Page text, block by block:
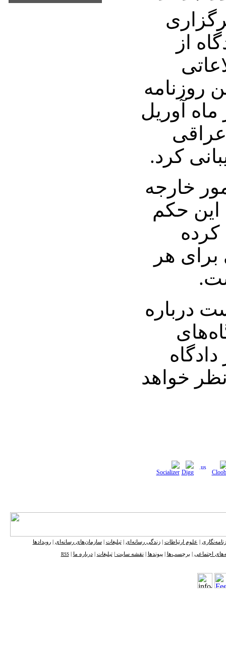
از
روزنامه
آوریل
کرد.
خارجه
این حکم
کرده
هر
درباره
خواهد
علوم ارتباطات |زندگی رسانه‌ای |تبلیغات سازمان‌های رسانه‌ای |رویدادها
اجتماعی برچسب‌ها پیوندها نقشه ‌سایت تبلیغات |درباره ما |
RSS